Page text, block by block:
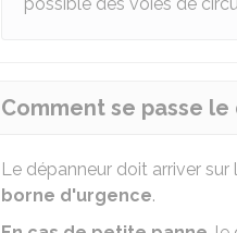
Comment se passe
Le dépanneur doit arriver sur
borne d'urgence.